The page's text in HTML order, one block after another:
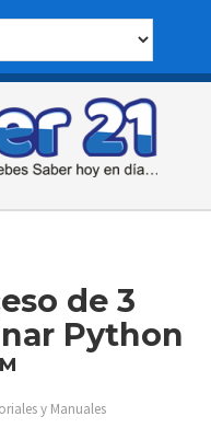
de 3
Python
y Manuales